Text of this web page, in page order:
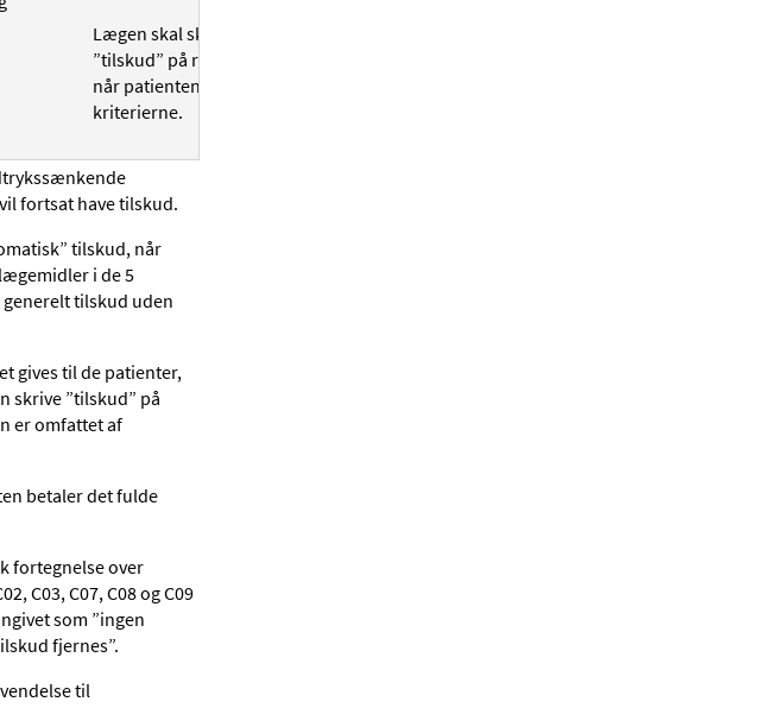
Lægen skal skrive
”tilskud” på recepten,
når patienten opfylder
kriterierne.
fortsat have tilskud.
tilskud, når
i de 5
tilskud uden
gives til de patienter,
skrive ”tilskud” på
er omfattet af
betaler det fulde
fortegnelse over
C03, C07, C08 og C09
som ”ingen
fjernes”.
til